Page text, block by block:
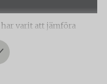
varit att jämföra
ett representativt
marknaden.
de vanligaste